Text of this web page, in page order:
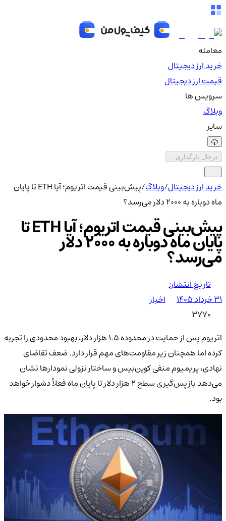
معامله
خرید ارز دیجیتال
قیمت ارز دیجیتال
سرویس ها
وبلاگ
سایر
درحال بارگذاری...
خرید ارز دیجیتال/وبلاگ/
پیش‌بینی قیمت اتریوم؛ آیا ETH تا پایان
ماه دوباره به ۲۰۰۰ دلار می‌رسد؟
پیش‌بینی قیمت اتریوم؛ آیا ETH تا
پایان ماه دوباره به ۲۰۰۰ دلار
می‌رسد؟
تاریخ انتشار:
۳۱ خرداد ۱۴۰۵
اخبار
3770
اتریوم پس از حمایت در محدوده ۱.۵ هزار دلار، بهبود محدودی را تجربه
کرده اما همچنان زیر مقاومت‌های مهم قرار دارد. ضعف تقاضای
نهادی، پریمیوم منفی کوین‌بیس و ساختار نزولی نمودارها نشان
می‌دهد بازپس‌گیری سطح ۲ هزار دلار تا پایان ماه فعلاً دشوار خواهد
بود.